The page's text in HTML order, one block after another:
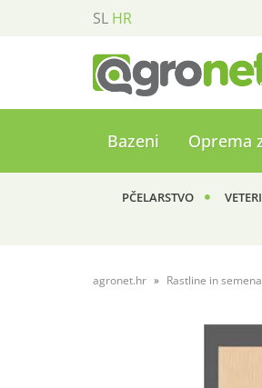
SL HR
Bazeni Oprema
PČELARSTVO
agronet.hr Rastline in semena